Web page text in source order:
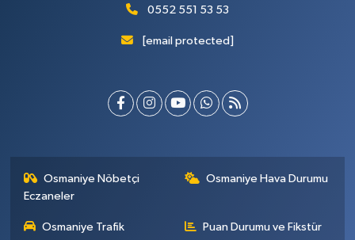
0552 551 53 53
[email protected]
Osmaniye Nöbetçi
Eczaneler
Osmaniye Hava Durumu
Osmaniye Trafik
Puan Durumu ve Fikstür